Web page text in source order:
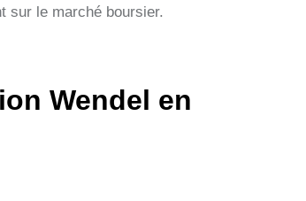
sur le marché boursier.
Wendel en